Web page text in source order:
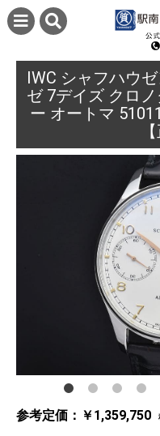
IWC シャフハウ
ゼ 7デイズ クロ
ー オートマ
参考定価：￥1,359,750